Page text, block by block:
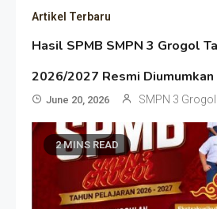
Artikel Terbaru
Hasil SPMB SMPN 3 Grogol
2026/2027 Resmi Diumumkan
June 20, 2026 SMPN 3 Grogol
2 MINS READ